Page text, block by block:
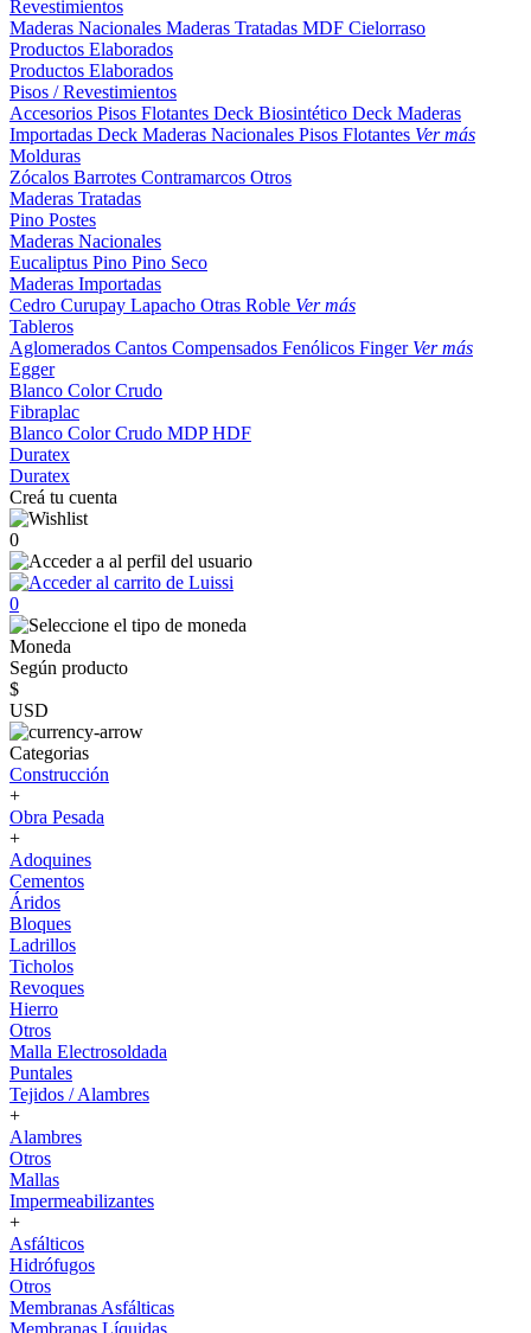
Revestimientos
Maderas Nacionales Maderas Tratadas MDF Cielorraso
Productos Elaborados
Productos Elaborados
Pisos / Revestimientos
Accesorios Pisos Flotantes Deck Biosintético Deck Maderas
Importadas Deck Maderas Nacionales Pisos Flotantes Ver más
Molduras
Zócalos Barrotes Contramarcos Otros
Maderas Tratadas
Pino Postes
Maderas Nacionales
Eucaliptus Pino Pino Seco
Maderas Importadas
Cedro Curupay Lapacho Otras Roble Ver más
Tableros
Aglomerados Cantos Compensados Fenólicos Finger Ver más
Egger
Blanco ColorCrudo
Fibraplac
Blanco ColorCrudo MDPHDF
Duratex
Duratex
Creá tu cuenta
0
0
Moneda
Según producto
$
USD
Categorias
Construcción
+
Obra Pesada
+
Adoquines
Cementos
Áridos
Bloques
Ladrillos
Ticholos
Revoques
Hierro
Otros
Malla Electrosoldada
Puntales
Tejidos / Alambres
+
Alambres
Otros
Mallas
Impermeabilizantes
+
Asfálticos
Hidrófugos
Otros
Membranas Asfálticas
Membranas Líquidas